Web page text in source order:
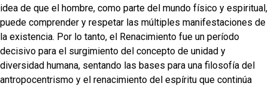
idea de que el hombre, como parte del mundo físico y espiritual,
puede comprender y respetar las múltiples manifestaciones de
la existencia. Por lo tanto, el Renacimiento fue un período
decisivo para el surgimiento del concepto de unidad y
diversidad humana, sentando las bases para una filosofía del
antropocentrismo y el renacimiento del espíritu que continúa